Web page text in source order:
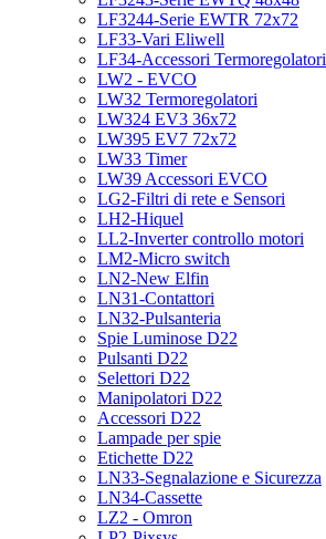
LF3244-Serie EWTR 72x72
LF33-Vari Eliwell
LF34-Accessori Termoregolatori
LW2 - EVCO
LW32 Termoregolatori
LW324 EV3 36x72
LW395 EV7 72x72
LW33 Timer
LW39 Accessori EVCO
LG2-Filtri di rete e Sensori
LH2-Hiquel
LL2-Inverter controllo motori
LM2-Micro switch
LN2-New Elfin
LN31-Contattori
LN32-Pulsanteria
Spie Luminose D22
Pulsanti D22
Selettori D22
Manipolatori D22
Accessori D22
Lampade per spie
Etichette D22
LN33-Segnalazione e Sicurezza
LN34-Cassette
LZ2 - Omron